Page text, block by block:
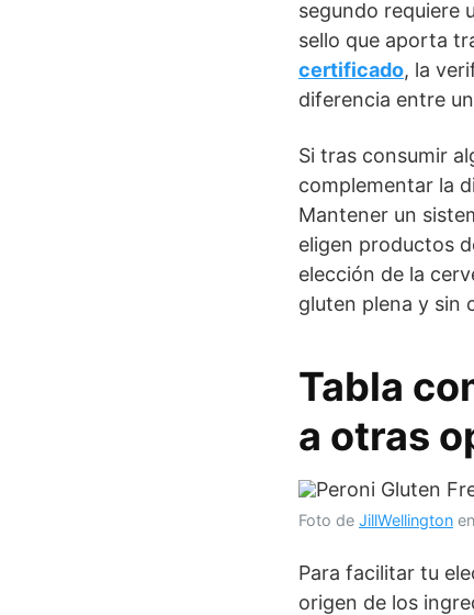
segundo requiere
sello que aporta
certificado, la
diferencia entre
Si tras consumir
complementar la
Mantener un
eligen productos
elección de la
gluten plena y sin
Tabla
a otras
Foto de JillWellington en
Para facilitar tu
origen de los